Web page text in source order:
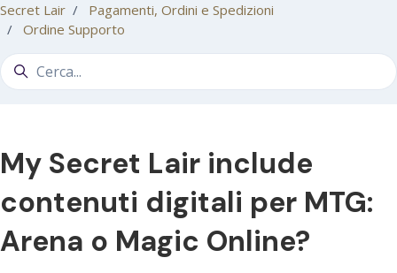
Secret Lair
Pagamenti, Ordini e Spedizioni
Ordine Supporto
Ricerca
My Secret Lair include
contenuti digitali per MTG:
Arena o Magic Online?